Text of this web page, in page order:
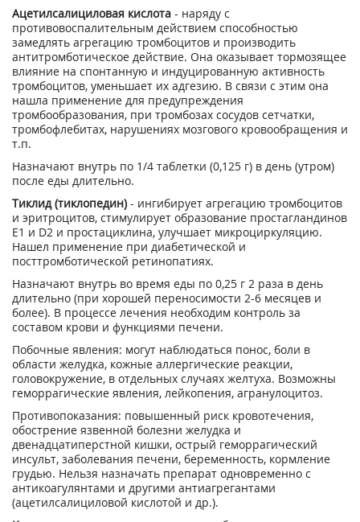
Ацетилсалициловая кислота - наряду с
противовоспалительным действием способностью
замедлять агрегацию тромбоцитов и производить
антитромботическое действие. Она оказывает тормозящее
влияние на спонтанную и индуцированную активность
тромбоцитов, уменьшает их адгезию. В связи с этим она
нашла применение для предупреждения
тромбообразования, при тромбозах сосудов сетчатки,
тромбофлебитах, нарушениях мозгового кровообращения и
т.п.
Назначают внутрь по 1/4 таблетки (0,125 г) в день (утром)
после еды длительно.
Тиклид (тиклопедин)- ингибирует агрегацию тромбоцитов
и эритроцитов, стимулирует образование простагландинов
Е1 и D2 и простациклина, улучшает микроциркуляцию.
Нашел применение при диабетической и
посттромботической ретинопатиях.
Назначают внутрь во время еды по 0,25 г 2 раза в день
длительно (при хорошей переносимости 2-6 месяцев и
более). В процессе лечения необходим контроль за
составом крови и функциями печени.
Побочные явления: могут наблюдаться понос, боли в
области желудка, кожные аллергические реакции,
головокружение, в отдельных случаях желтуха. Возможны
геморрагические явления, лейкопения, агранулоцитоз.
Противопоказания: повышенный риск кровотечения,
обострение язвенной болезни желудка и
двенадцатиперстной кишки, острый геморрагический
инсульт, заболевания печени, беременность, кормление
грудью. Нельзя назначать препарат одновременно с
антикоагулянтами и другими антиагрегантами
(ацетилсалициловой кислотой и др.).